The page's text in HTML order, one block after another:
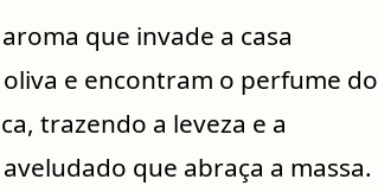
que invade a casa
e encontram o perfume do
trazendo a leveza e a
que abraça a massa.